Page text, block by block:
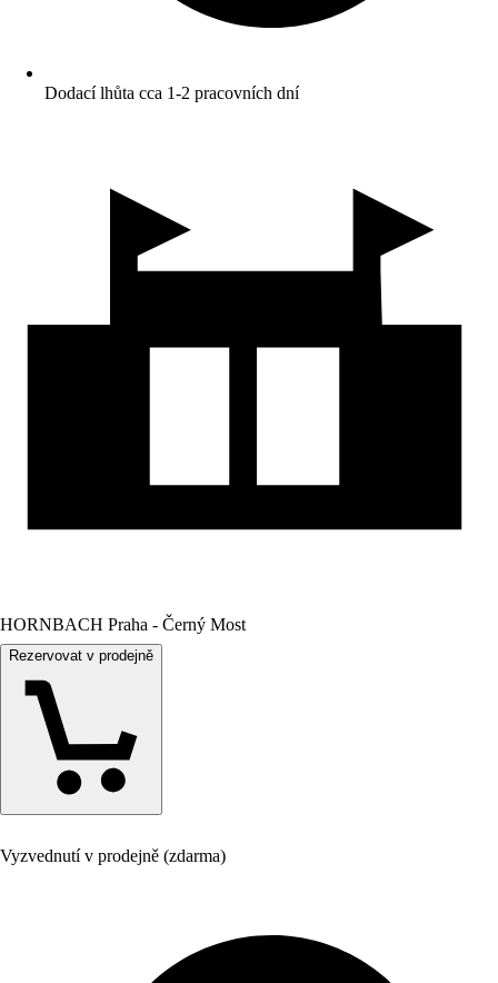
Dodací lhůta cca 1-2 pracovních dní
HORNBACH Praha - Černý Most
Rezervovat v prodejně
Vyzvednutí v prodejně (zdarma)